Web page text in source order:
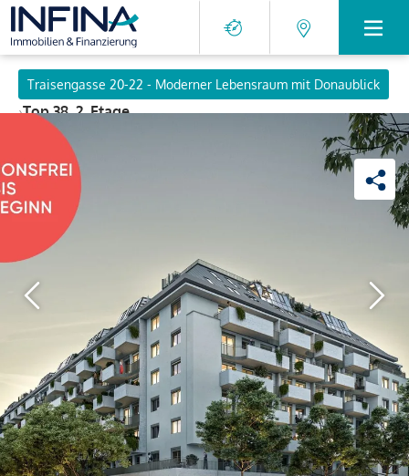
Traisengasse 20-22 - Moderner Lebensraum mit Donaublick
›Top 38, 2. Etage